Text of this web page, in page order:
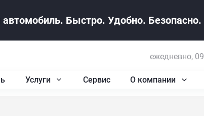
Быстро. Удобно. Безопасно.
Услуги Сервис О компании
ежедневно,